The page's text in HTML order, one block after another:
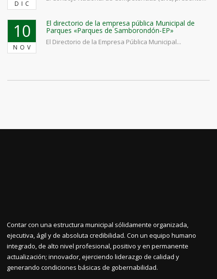
DIC
10
NOV
El directorio de la empresa pública Municipal de
Parques «Parques de Samborondón-EP»
El Directorio de la Empresa Pública Municipal...
Contar con una estructura municipal sólidamente organizada,
ejecutiva, ágil y de absoluta credibilidad. Con un equipo humano
integrado, de alto nivel profesional, positivo y en permanente
actualización; innovador, ejerciendo liderazgo de calidad y
generando condiciones básicas de gobernabilidad.